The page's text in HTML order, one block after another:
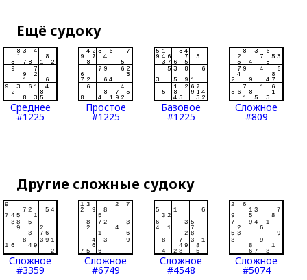
Ещё судоку
Среднее
#1225
Простое
#1225
Базовое
#1225
Сложное
#809
Другие сложные судоку
Сложное
#3359
Сложное
#6749
Сложное
#4548
Сложное
#5074